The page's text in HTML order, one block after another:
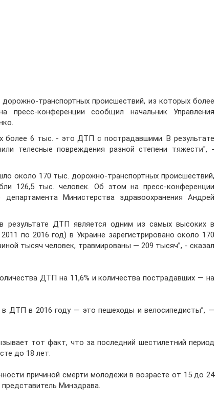
транспортных происшествий, из которых более
конференции сообщил начальник Управления
6 тыс. - это ДТП с пострадавшими. В результате
телесные повреждения разной степени тяжести", -
около 170 тыс. дорожно-транспортных происшествий,
126,5 тыс. человек. Об этом на пресс-конференции
Министерства здравоохранения Андрей
результате ДТП является одним из самых высоких в
по 2016 год) в Украине зарегистрировано около 170
тысяч человек, травмированы — 209 тысяч”, - сказал
ДТП на 11,6% и количества пострадавших — на
ДТП в 2016 году — это пешеходы и велосипедисты”, —
тот факт, что за последний шестилетний период
до 18 лет.
причиной смерти молодежи в возрасте от 15 до 24
Минздрава.